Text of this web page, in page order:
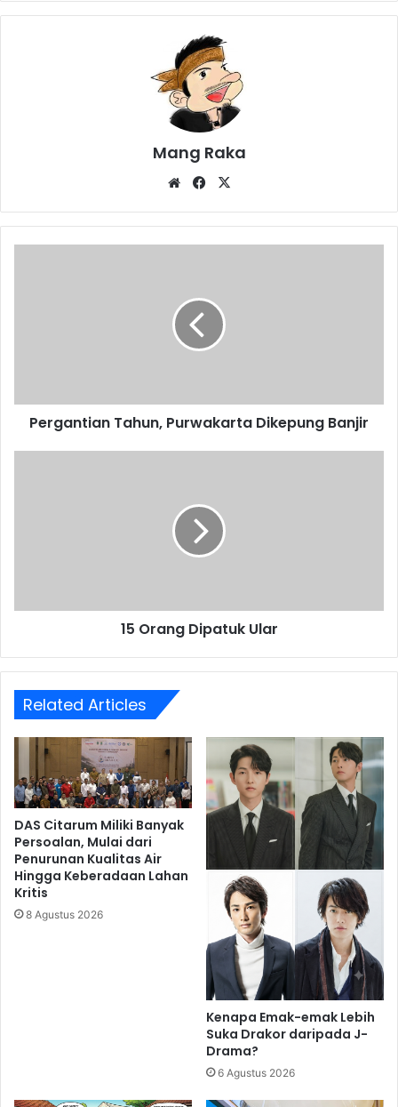
Mang Raka
WebsiteFacebook
Pergantian Tahun, Purwakarta Dikepung Banjir
15 Orang Dipatuk Ular
Related Articles
DAS Citarum Miliki Banyak
Persoalan, Mulai dari
Penurunan Kualitas Air
Hingga Keberadaan Lahan
Kritis
8 Agustus 2026
Kenapa Emak-emak Lebih
Suka Drakor daripada J-
Drama?
6 Agustus 2026